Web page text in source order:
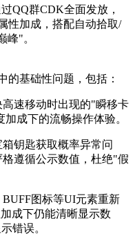
QQ群CDK全面发放，
性加成，搭配自动拾取/
峰"。
的基础性问题，包括：
速移动时出现的"瞬移卡
成下的流畅操作体验。
钥匙获取概率异常问
遵循公示数值，杜绝"假
图标等UI元素重新
成下仍能清晰显示数
错误。